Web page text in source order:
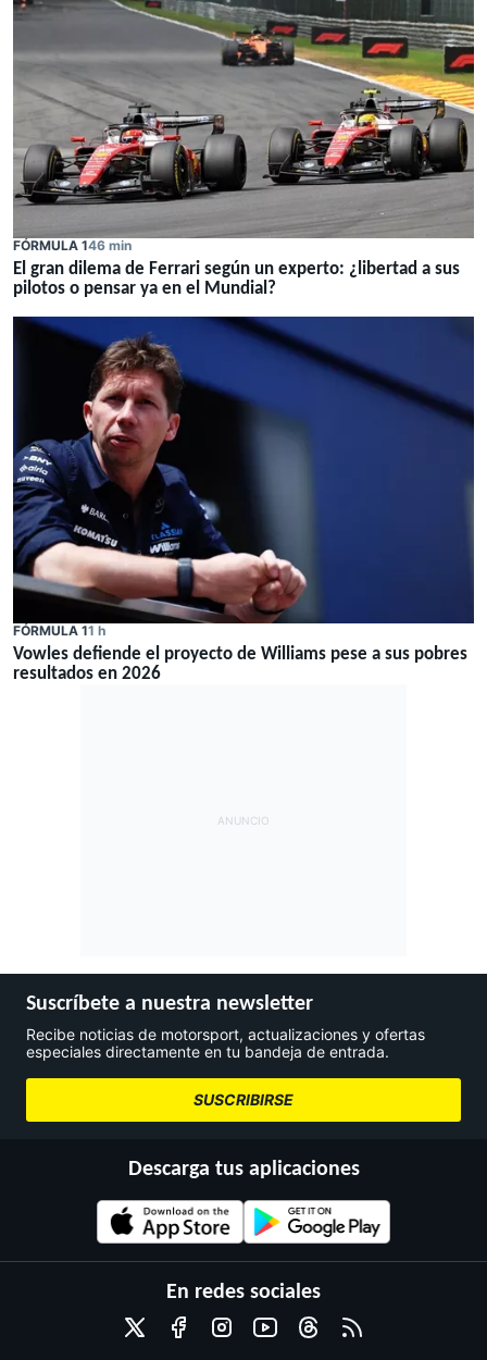
FÓRMULA 146 min
El gran dilema de Ferrari según un experto: ¿libertad a sus
pilotos o pensar ya en el Mundial?
FÓRMULA 11 h
Vowles defiende el proyecto de Williams pese a sus pobres
resultados en 2026
Suscríbete a nuestra newsletter
Recibe noticias de motorsport, actualizaciones y ofertas
especiales directamente en tu bandeja de entrada.
SUSCRIBIRSE
Descarga tus aplicaciones
En redes sociales